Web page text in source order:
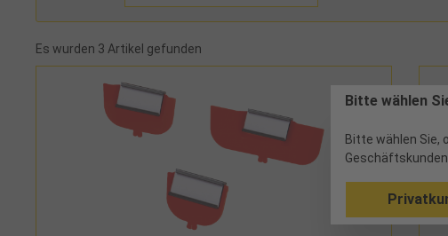
Es wurden 3 Artikel gefunden
Bitte wählen
Bitte wählen Sie,